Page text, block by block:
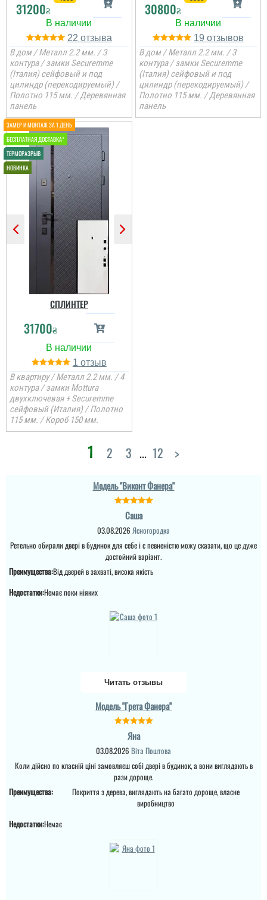
Анжела
3-4 дні і двері вже були
встановлені, причому
так акуратно все
зробили, що в середині
не потрібно робити
відкосів. Фото нище
додаю....
читати всі відгуки
Ну якість просто клас,
двері просто клас, я
приємно здивована.
Дякую...
покриття ви можете самі
побачите а масивне
які двері повинні бути в
Міла
Вітаю! Замовляли тут
вхідні двері в будинок і
якістю дверей,і
одне зі склопакетом цієї
моделі.
31200₴
22
В дом / Металл 2.2 мм. / 3
контура / замки Securemme
(Італия) сейфовый и под
цилиндр (перекодируемый) /
Полотно 115 мм. / Деревянная
панель
30800₴
19
В дом / Металл 2.2 мм. / 3
контура / замки Securemme
(Італия) сейфовый и под
цилиндр (перекодируемый) /
Полотно 115 мм. / Деревянная
панель
СПЛИНТЕР
31700₴
1
В квартиру / Металл 2.2 мм. / 4
контура / замки Mottura
двухключевая + Securemme
сейфовый (Италия) / Полотно
115 мм. / Короб 150 мм.
1 2 3 ... 12 >
Модель "Виконт Фанера"
Саша
03.08.2026 Ясногородка
Ретельно обирали двері в будинок для себе і с певненістю можу сказати, що це дуже
достойний варіант.
Преимущества:Від дверей в захваті, висока якість
Недостатки:Немає поки ніяких
Читать отзывы
Модель "Грета Фанера"
Яна
03.08.2026 Віта Поштова
Коли дійсно по класній ціні замовляєш собі двері в будинок, а вони виглядають в
рази дороще.
Преимущества:
Покриття з дерева, виглядають на багато дороще, власне
виробництво
Недостатки:Немає